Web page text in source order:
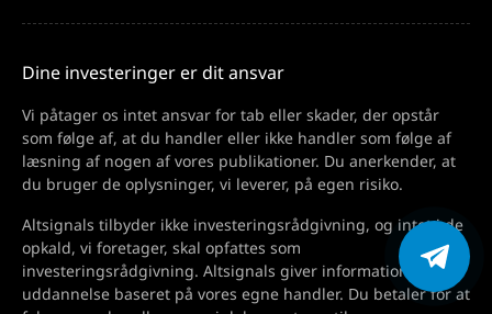
Dine investeringer er dit ansvar
Vi påtager os intet ansvar for tab eller skader, der opstår
som følge af, at du handler eller ikke handler som følge af
læsning af nogen af vores publikationer. Du anerkender, at
du bruger de oplysninger, vi leverer, på egen risiko.
Altsignals tilbyder ikke investeringsrådgivning, og intet i de
opkald, vi foretager, skal opfattes som
investeringsrådgivning. Altsignals giver information og
uddannelse baseret på vores egne handler. Du betaler for at